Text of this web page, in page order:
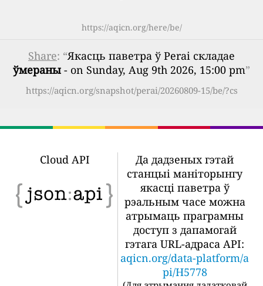
https://aqicn.org/here/be/
Share: “Якасць паветра ў Perai складае
ўмераны - on Sunday, Aug 9th 2026, 15:00 pm”
https://aqicn.org/snapshot/perai/20260809-15/be/?cs
Cloud API
Да дадзеных гэтай
станцыі маніторынгу
якасці паветра ў
рэальным часе можна
атрымаць праграмны
доступ з дапамогай
гэтага URL-адраса API:
aqicn.org/data-platform/a
pi/H5778